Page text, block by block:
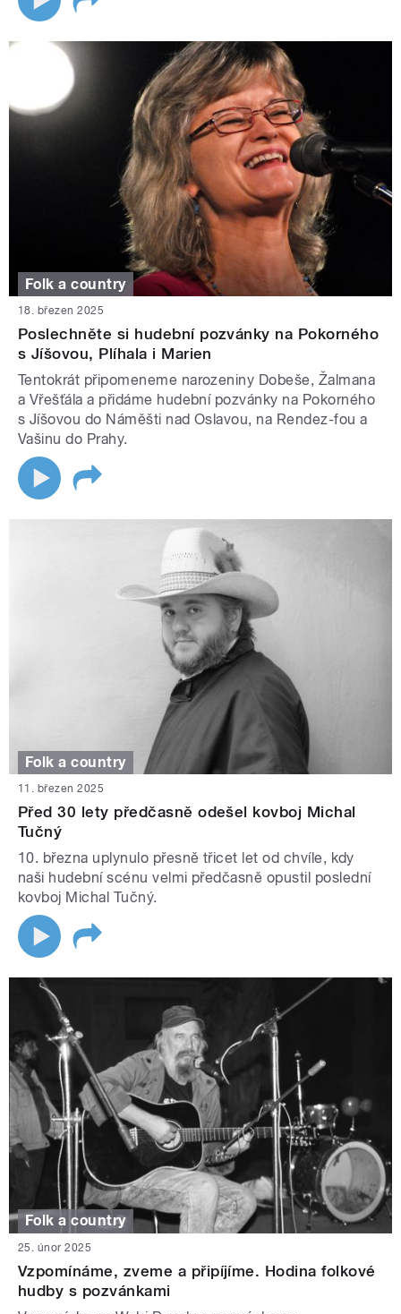
Folk a country
18. březen 2025
Poslechněte si hudební pozvánky na Pokorného
s Jíšovou, Plíhala i Marien
Tentokrát připomeneme narozeniny Dobeše, Žalmana
a Vřešťála a přidáme hudební pozvánky na Pokorného
s Jíšovou do Náměšti nad Oslavou, na Rendez-fou a
Vašinu do Prahy.
Folk a country
11. březen 2025
Před 30 lety předčasně odešel kovboj Michal
Tučný
10. března uplynulo přesně třicet let od chvíle, kdy
naši hudební scénu velmi předčasně opustil poslední
kovboj Michal Tučný.
Folk a country
25. únor 2025
Vzpomínáme, zveme a připíjíme. Hodina folkové
hudby s pozvánkami